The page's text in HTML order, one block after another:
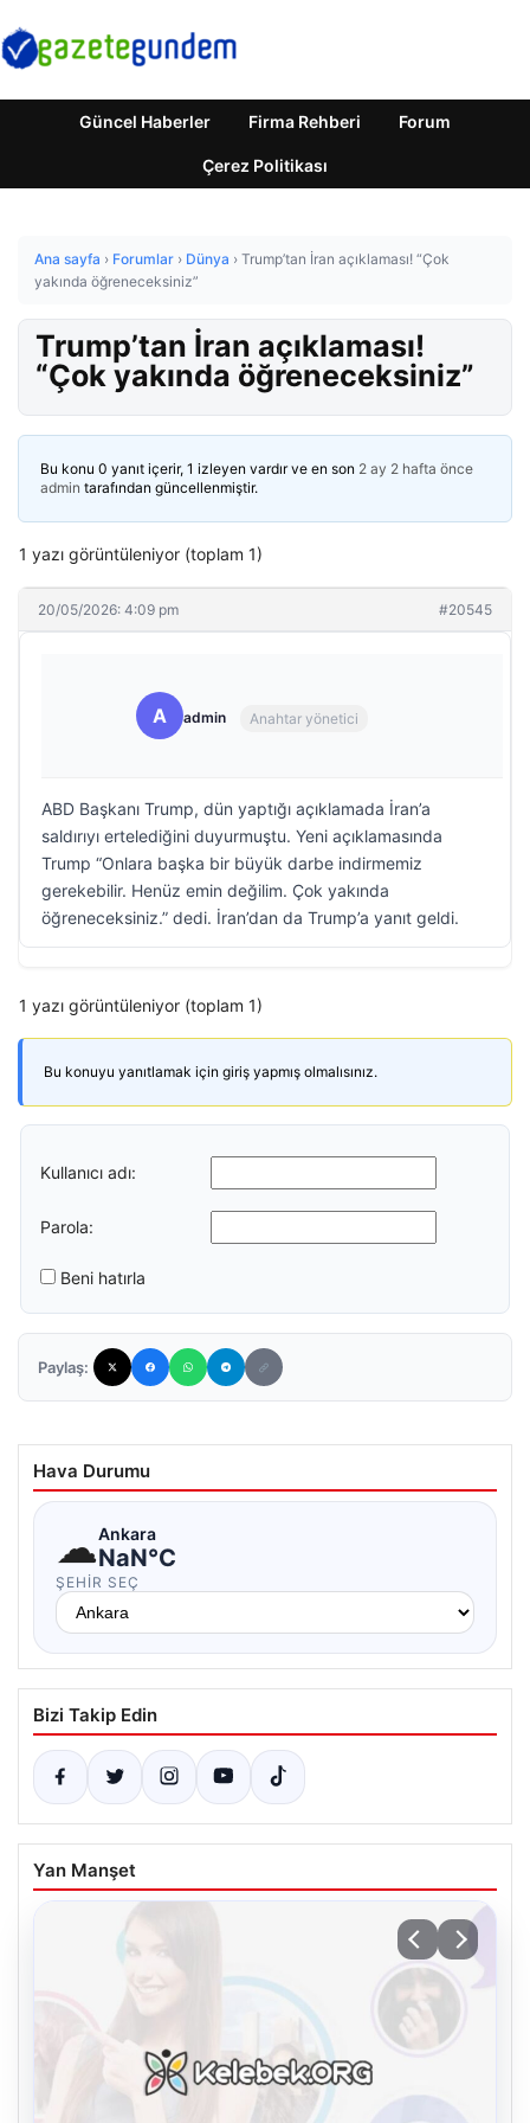
Güncel Haberler Firma Rehberi Forum
Çerez Politikası
Ana sayfa › Forumlar › Dünya › Trump’tan İran açıklaması! “Çok
yakında öğreneceksiniz”
Trump’tan İran açıklaması!
“Çok yakında öğreneceksiniz”
Bu konu 0 yanıt içerir, 1 izleyen vardır ve en son 2 ay 2 hafta önce
admin tarafından güncellenmiştir.
1 yazı görüntüleniyor (toplam 1)
20/05/2026: 4:09 pm #20545
A admin Anahtar yönetici
ABD Başkanı Trump, dün yaptığı açıklamada İran’a
saldırıyı ertelediğini duyurmuştu. Yeni açıklamasında
Trump “Onlara başka bir büyük darbe indirmemiz
gerekebilir. Henüz emin değilim. Çok yakında
öğreneceksiniz.” dedi. İran’dan da Trump’a yanıt geldi.
1 yazı görüntüleniyor (toplam 1)
Bu konuyu yanıtlamak için giriş yapmış olmalısınız.
Kullanıcı adı:
Parola:
Beni hatırla
Paylaş:
Hava Durumu
☁Ankara
NaN°C
ŞEHIR SEÇ
Bizi Takip Edin
Yan Manşet